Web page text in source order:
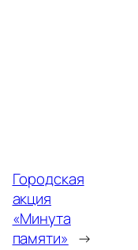
Городская
акция
«Минута
памяти» →